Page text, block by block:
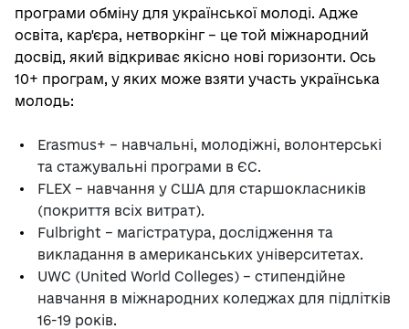
програми обміну для української молоді. Адже
освіта, кар'єра, нетворкінг – це той міжнародний
досвід, який відкриває якісно нові горизонти. Ось
10+ програм, у яких може взяти участь українська
молодь:
Erasmus+ – навчальні, молодіжні, волонтерські
та стажувальні програми в ЄС.
FLEX – навчання у США для старшокласників
(покриття всіх витрат).
Fulbright – магістратура, дослідження та
викладання в американських університетах.
UWC (United World Colleges) – стипендійне
навчання в міжнародних коледжах для підлітків
16-19 років.